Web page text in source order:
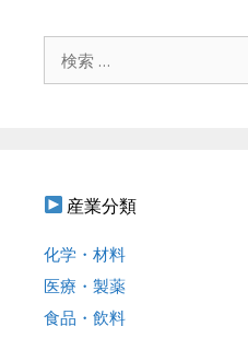
ョ
産業分類
化学・材料
医療・製薬
食品・飲料